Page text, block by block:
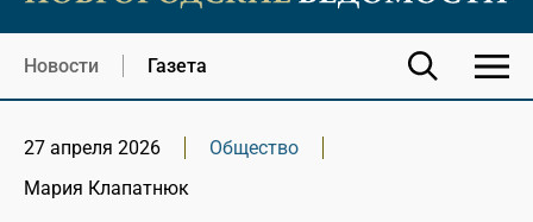
Новости Газета
27 апреля 2026
Общество
Мария Клапатнюк